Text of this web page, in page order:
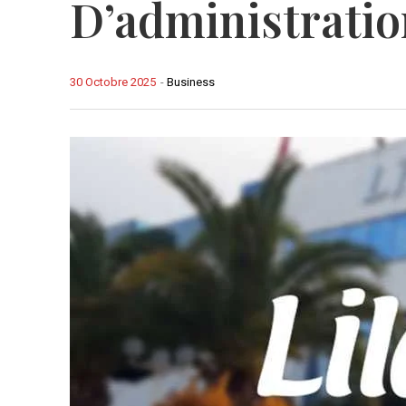
- Business
30 Octobre 2025